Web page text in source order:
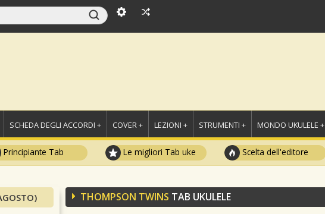
SCHEDA DEGLI ACCORDI + COVER + LEZIONI + STRUMENTI + MONDO UKULELE +
Principiante Tab Le migliori Tab uke Scelta dell'editore
THOMPSON TWINS TAB UKULELE